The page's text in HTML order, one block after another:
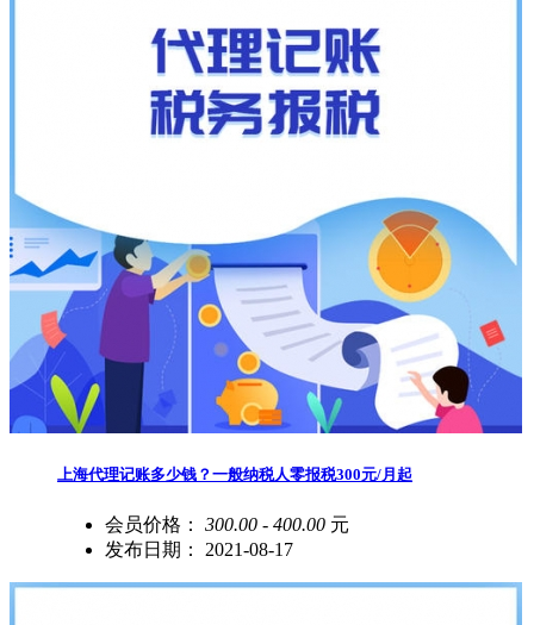
上海代理记账多少钱？一般纳税人零报税300元/月起
会员价格： 300.00 - 400.00 元
发布日期： 2021-08-17